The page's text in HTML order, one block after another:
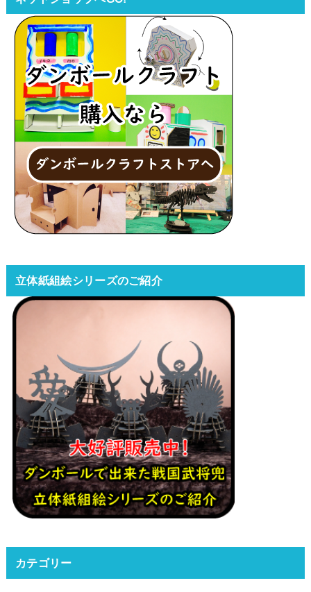
立体紙組絵シリーズのご紹介
カテゴリー